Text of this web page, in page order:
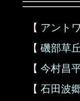
【 アント
【 磯部草
【 今村昌
【 石田波